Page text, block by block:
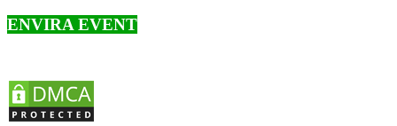
ENVIRA EVENT